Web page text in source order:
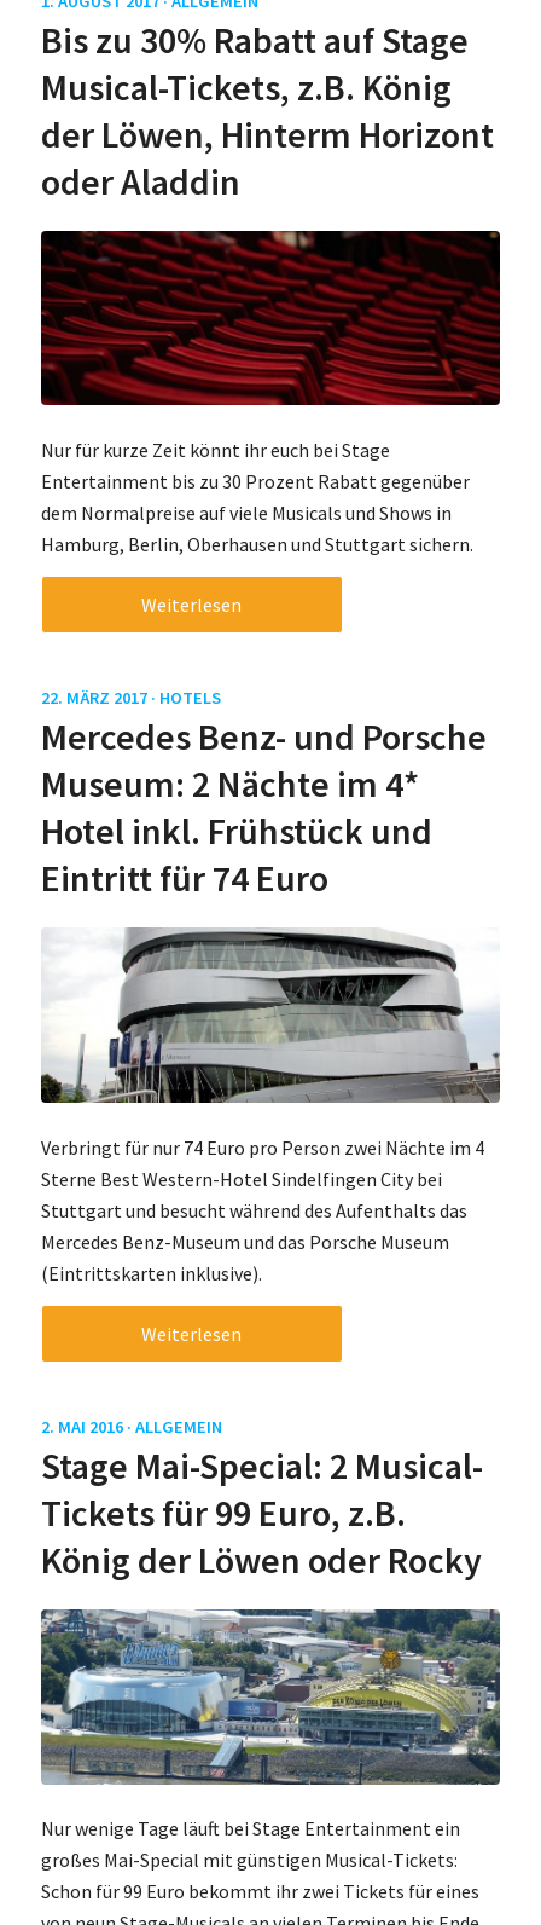
Bis zu 30% Rabatt auf Stage
Musical-Tickets, z.B. König
der Löwen, Hinterm Horizont
oder Aladdin
Nur für kurze Zeit könnt ihr euch bei Stage
Entertainment bis zu 30 Prozent Rabatt gegenüber
dem Normalpreise auf viele Musicals und Shows in
Hamburg, Berlin, Oberhausen und Stuttgart sichern.
Weiterlesen
22. MÄRZ 2017 · HOTELS
Mercedes Benz- und Porsche
Museum: 2 Nächte im 4*
Hotel inkl. Frühstück und
Eintritt für 74 Euro
Verbringt für nur 74 Euro pro Person zwei Nächte im 4
Sterne Best Western-Hotel Sindelfingen City bei
Stuttgart und besucht während des Aufenthalts das
Mercedes Benz-Museum und das Porsche Museum
(Eintrittskarten inklusive).
Weiterlesen
2. MAI 2016 · ALLGEMEIN
Stage Mai-Special: 2 Musical-
Tickets für 99 Euro, z.B.
König der Löwen oder Rocky
Nur wenige Tage läuft bei Stage Entertainment ein
großes Mai-Special mit günstigen Musical-Tickets:
Schon für 99 Euro bekommt ihr zwei Tickets für eines